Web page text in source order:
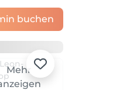
buchen
Mehr